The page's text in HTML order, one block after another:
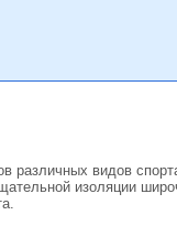
различных видов
изоляции